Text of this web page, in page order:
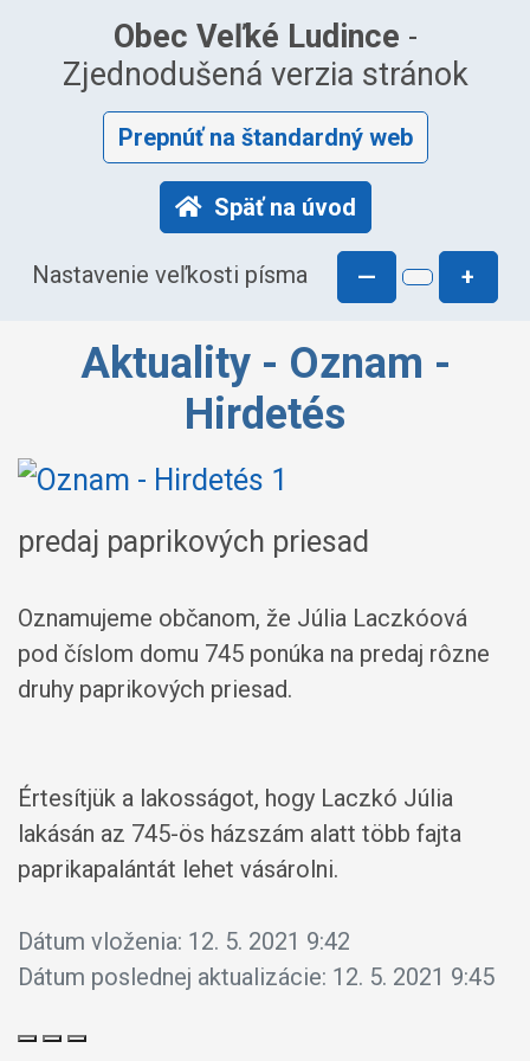
Obec Veľké Ludince -
Zjednodušená verzia stránok
Prepnúť na štandardný web
Späť na úvod
Nastavenie veľkosti písma — +
Aktuality - Oznam -
Hirdetés
predaj paprikových priesad
Oznamujeme občanom, že Júlia Laczkóová
pod číslom domu 745 ponúka na predaj rôzne
druhy paprikových priesad.
Értesítjük a lakosságot, hogy Laczkó Júlia
lakásán az 745-ös házszám alatt több fajta
paprikapalántát lehet vásárolni.
Dátum vloženia: 12. 5. 2021 9:42
Dátum poslednej aktualizácie: 12. 5. 2021 9:45